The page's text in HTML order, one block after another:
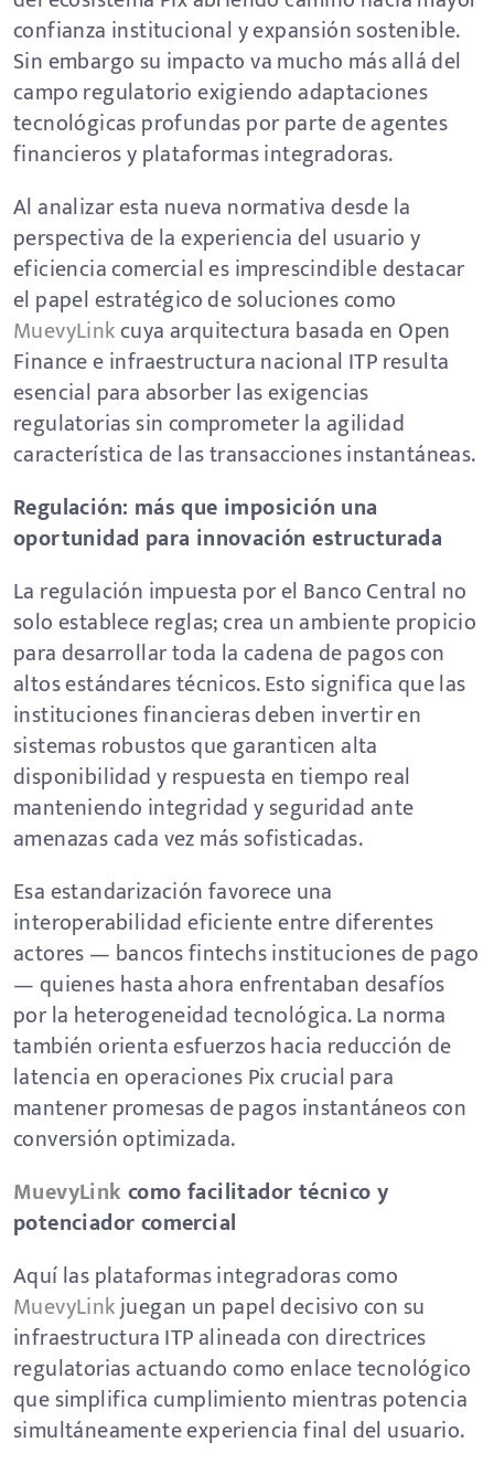
confianza institucional y expansión sostenible.
Sin embargo su impacto va mucho más allá del
campo regulatorio exigiendo adaptaciones
tecnológicas profundas por parte de agentes
financieros y plataformas integradoras.
Al analizar esta nueva normativa desde la
perspectiva de la experiencia del usuario y
eficiencia comercial es imprescindible destacar
el papel estratégico de soluciones como
MuevyLinkcuya arquitectura basada en Open
Finance e infraestructura nacional ITP resulta
esencial para absorber las exigencias
regulatorias sin comprometer la agilidad
característica de las transacciones instantáneas.
Regulación: más que imposición una
oportunidad para innovación estructurada
La regulación impuesta por el Banco Central no
solo establece reglas; crea un ambiente propicio
para desarrollar toda la cadena de pagos con
altos estándares técnicos. Esto significa que las
instituciones financieras deben invertir en
sistemas robustos que garanticen alta
disponibilidad y respuesta en tiempo real
manteniendo integridad y seguridad ante
amenazas cada vez más sofisticadas.
Esa estandarización favorece una
interoperabilidad eficiente entre diferentes
actores — bancos fintechs instituciones de pago
— quienes hasta ahora enfrentaban desafíos
por la heterogeneidad tecnológica. La norma
también orienta esfuerzos hacia reducción de
latencia en operaciones Pix crucial para
mantener promesas de pagos instantáneos con
conversión optimizada.
MuevyLink como facilitador técnico y
potenciador comercial
Aquí las plataformas integradoras como
MuevyLinkjuegan un papel decisivo con su
infraestructura ITP alineada con directrices
regulatorias actuando como enlace tecnológico
que simplifica cumplimiento mientras potencia
simultáneamente experiencia final del usuario.